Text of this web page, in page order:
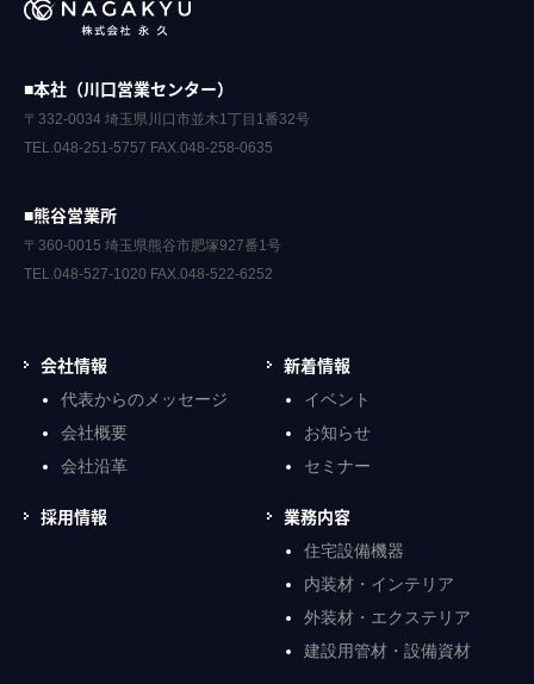
■本社（川口営業センター）
〒332-0034 埼玉県川口市並木1丁目1番32号
TEL.048-251-5757 FAX.048-258-0635
■熊谷営業所
〒360-0015 埼玉県熊谷市肥塚927番1号
TEL.048-527-1020 FAX.048-522-6252
会社情報
代表からのメッセージ
会社概要
会社沿革
新着情報
イベント
お知らせ
セミナー
採用情報 業務内容
住宅設備機器
内装材・インテリア
外装材・エクステリア
建設用管材・設備資材